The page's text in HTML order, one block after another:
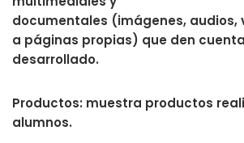
documentales (imágenes, audios,
a páginas propias) que den
desarrollado.
Productos: muestra productos
alumnos.